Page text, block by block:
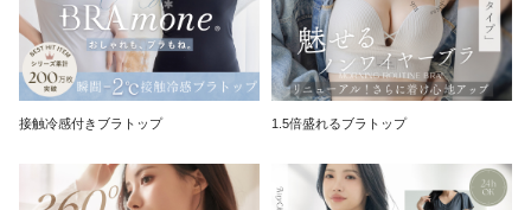
接触冷感付きブラトップ 1.5倍盛れるブラトップ